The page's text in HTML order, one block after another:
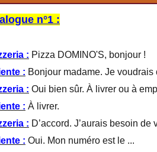
n°1 :
: Pizza DOMINO'S, bonjour !
: Bonjour madame. Je
: Oui bien sûr. À livrer ou à
: À livrer.
: D’accord. J’aurais besoin
: Oui. Mon numéro est le ...